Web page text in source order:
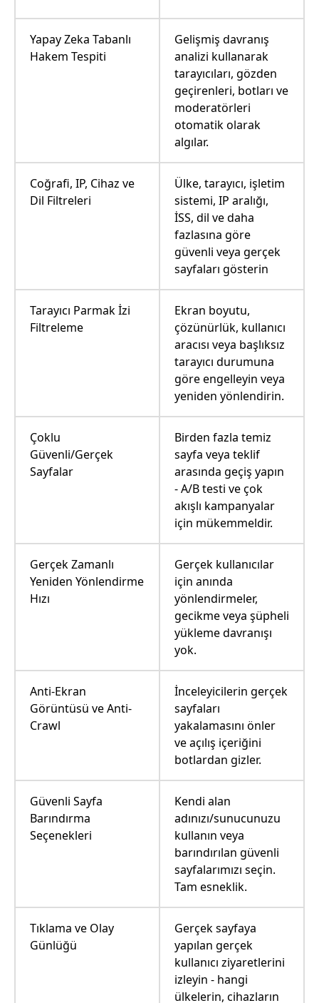
Yapay Zeka Tabanlı
Hakem Tespiti
Gelişmiş davranış
analizi kullanarak
tarayıcıları, gözden
geçirenleri, botları ve
moderatörleri
otomatik olarak
algılar.
Coğrafi, IP, Cihaz ve
Dil Filtreleri
Ülke, tarayıcı, işletim
sistemi, IP aralığı,
İSS, dil ve daha
fazlasına göre
güvenli veya gerçek
sayfaları gösterin
Tarayıcı Parmak İzi
Filtreleme
Ekran boyutu,
çözünürlük, kullanıcı
aracısı veya başlıksız
tarayıcı durumuna
göre engelleyin veya
yeniden yönlendirin.
Çoklu
Güvenli/Gerçek
Sayfalar
Birden fazla temiz
sayfa veya teklif
arasında geçiş yapın
- A/B testi ve çok
akışlı kampanyalar
için mükemmeldir.
Gerçek Zamanlı
Yeniden Yönlendirme
Hızı
Gerçek kullanıcılar
için anında
yönlendirmeler,
gecikme veya şüpheli
yükleme davranışı
yok.
Anti-Ekran
Görüntüsü ve Anti-
Crawl
İnceleyicilerin gerçek
sayfaları
yakalamasını önler
ve açılış içeriğini
botlardan gizler.
Güvenli Sayfa
Barındırma
Seçenekleri
Kendi alan
adınızı/sunucunuzu
kullanın veya
barındırılan güvenli
sayfalarımızı seçin.
Tam esneklik.
Tıklama ve Olay
Günlüğü
Gerçek sayfaya
yapılan gerçek
kullanıcı ziyaretlerini
izleyin - hangi
ülkelerin, cihazların